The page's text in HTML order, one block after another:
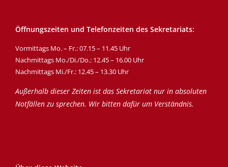
Öffnungszeiten und Telefonzeiten des Sekretariats:
Vormittags Mo. – Fr.: 07.15 – 11.45 Uhr
Nachmittags Mo./Di./Do.: 12.45 – 16.00 Uhr
Nachmittags Mi./Fr.: 12.45 – 13.30 Uhr
Außerhalb dieser Zeiten ist das Sekretariat nur in absoluten
Notfällen zu sprechen. Wir bitten dafür um Verständnis.